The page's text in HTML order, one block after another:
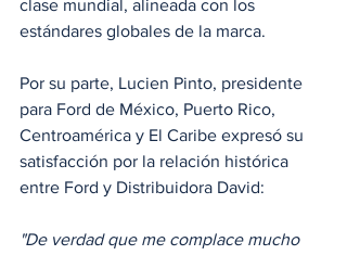
clase mundial, alineada con los
estándares globales de la marca.
Por su parte, Lucien Pinto, presidente
para Ford de México, Puerto Rico,
Centroamérica y El Caribe expresó su
satisfacción por la relación histórica
entre Ford y Distribuidora David:
"De verdad que me complace mucho